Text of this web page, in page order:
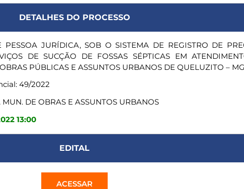
DETALHES DO PROCESSO
JURÍDICA, SOB O SISTEMA DE REGISTRO DE
DE SUCÇÃO DE FOSSAS SÉPTICAS EM
PÚBLICAS E ASSUNTOS URBANOS DE QUELUZITO –
49/2022
MUN. DE OBRAS E ASSUNTOS URBANOS
13:00
EDITAL
ACESSAR